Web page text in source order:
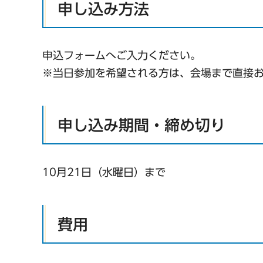
申し込み方法
申込フォームへご入力ください。
※当日参加を希望される方は、会場まで直接お
申し込み期間・締め切り
10月21日（水曜日）まで
費用